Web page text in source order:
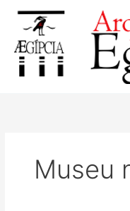
conteúdo
Museu